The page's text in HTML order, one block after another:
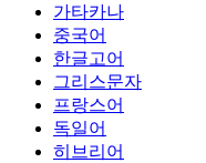
가타카나
중국어
한글고어
그리스문자
프랑스어
독일어
히브리어